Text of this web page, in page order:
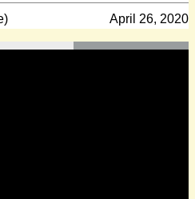
April 26, 2020